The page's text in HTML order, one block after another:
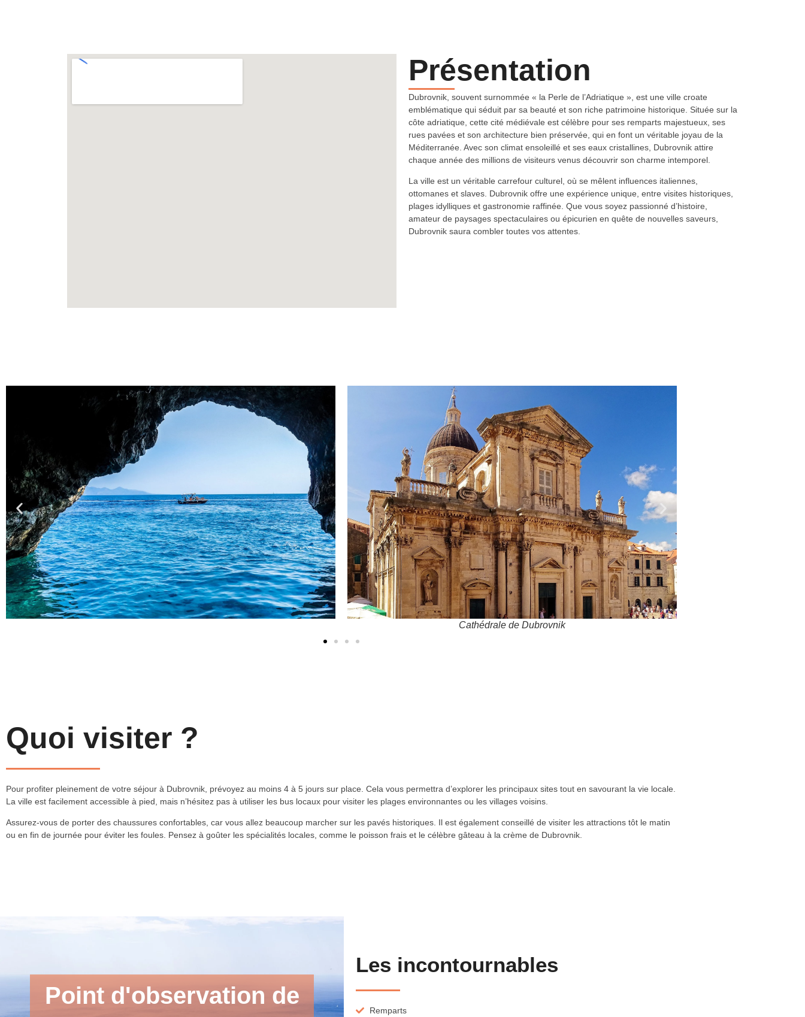
Présentation
Dubrovnik, souvent surnommée « la Perle de l’Adriatique », est une ville croate
emblématique qui séduit par sa beauté et son riche patrimoine historique. Située sur la
côte adriatique, cette cité médiévale est célèbre pour ses remparts majestueux, ses
rues pavées et son architecture bien préservée, qui en font un véritable joyau de la
Méditerranée. Avec son climat ensoleillé et ses eaux cristallines, Dubrovnik attire
chaque année des millions de visiteurs venus découvrir son charme intemporel.
La ville est un véritable carrefour culturel, où se mêlent influences italiennes,
ottomanes et slaves. Dubrovnik offre une expérience unique, entre visites historiques,
plages idylliques et gastronomie raffinée. Que vous soyez passionné d’histoire,
amateur de paysages spectaculaires ou épicurien en quête de nouvelles saveurs,
Dubrovnik saura combler toutes vos attentes.
Vieille ville
Quoi visiter ?
Pour profiter pleinement de votre séjour à Dubrovnik, prévoyez au moins 4 à 5 jours sur place. Cela vous permettra d’explorer les principaux sites tout en savourant la vie locale.
La ville est facilement accessible à pied, mais n’hésitez pas à utiliser les bus locaux pour visiter les plages environnantes ou les villages voisins.
Assurez-vous de porter des chaussures confortables, car vous allez beaucoup marcher sur les pavés historiques. Il est également conseillé de visiter les attractions tôt le matin
ou en fin de journée pour éviter les foules. Pensez à goûter les spécialités locales, comme le poisson frais et le célèbre gâteau à la crème de Dubrovnik.
Point d'observation de
Les incontournables
Remparts